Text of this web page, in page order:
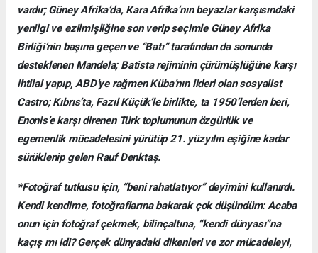
vardır; Güney Afrika’da, Kara Afrika’nın beyazlar karşısındaki
yenilgi ve ezilmişliğine son verip seçimle Güney Afrika
Birliği’nin başına geçen ve “Batı” tarafından da sonunda
desteklenen Mandela; Batista rejiminin çürümüşlüğüne karşı
ihtilal yapıp, ABD’ye rağmen Küba’nın lideri olan sosyalist
Castro; Kıbrıs’ta, Fazıl Küçük’le birlikte, ta 1950’lerden beri,
Enonis’e karşı direnen Türk toplumunun özgürlük ve
egemenlik mücadelesini yürütüp 21. yüzyılın eşiğine kadar
sürüklenip gelen Rauf Denktaş.
*Fotoğraf tutkusu için, “beni rahatlatıyor” deyimini kullanırdı.
Kendi kendime, fotoğraflarına bakarak çok düşündüm: Acaba
onun için fotoğraf çekmek, bilinçaltına, “kendi dünyası”na
kaçış mı idi? Gerçek dünyadaki dikenleri ve zor mücadeleyi,